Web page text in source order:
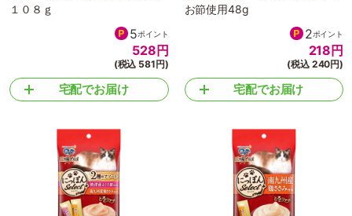
１０８ｇ
5ポイント
528 円
(税込 581円)
宅配でお届け
お節使用48g
2ポイント
218 円
(税込 240円)
宅配でお届け